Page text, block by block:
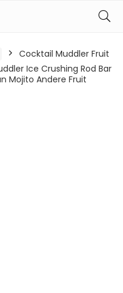
Cocktail Muddler Fruit
Ice Crushing Rod Bar
Mojito Andere Fruit